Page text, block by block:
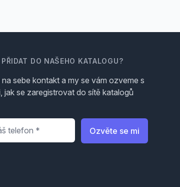
DO NAŠEHO KATALOGU?
sebe kontakt a my se vám ozveme s
jak se zaregistrovat do sítě katalogů
Ozvěte se mi